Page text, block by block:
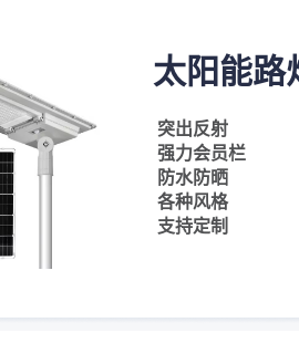
太阳能路
突出反射
强力会员栏
防水防晒
各种风格
支持定制